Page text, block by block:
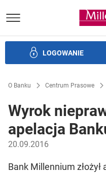
Bank
LOGOWANIE
O Banku Centrum Prasowe
Wyrok
apelacja
20.09.2016
Bank Millennium